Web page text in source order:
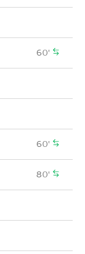
60'
60'
80'